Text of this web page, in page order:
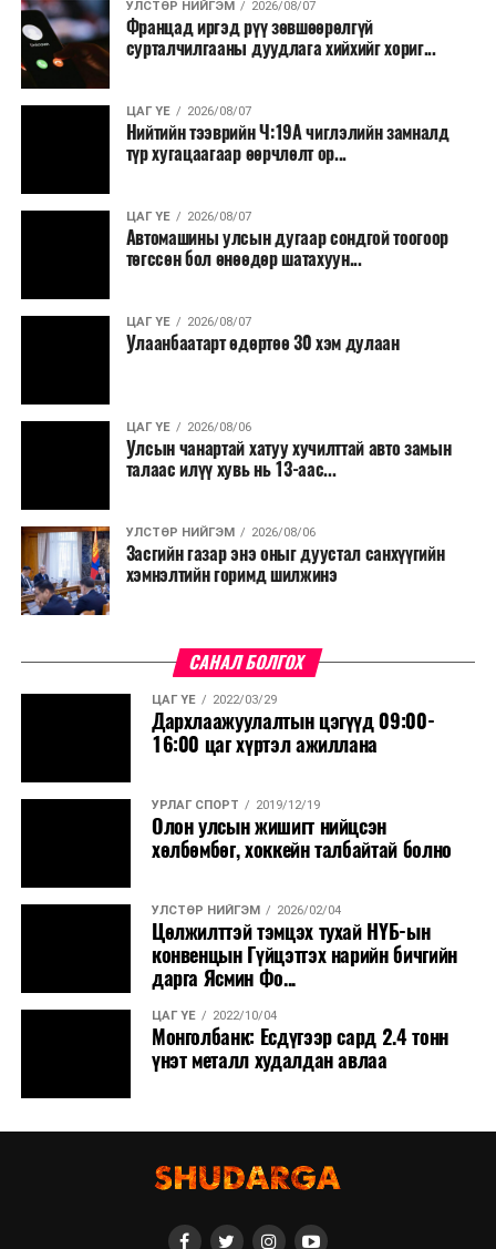
УЛСТӨР НИЙГЭМ 2026/08/07
Францад иргэд рүү зөвшөөрөлгүй
сурталчилгааны дуудлага хийхийг хориг...
ЦАГ ҮЕ 2026/08/07
Нийтийн тээврийн Ч:19А чиглэлийн замналд
түр хугацаагаар өөрчлөлт ор...
ЦАГ ҮЕ 2026/08/07
Автомашины улсын дугаар сондгой тоогоор
төгссөн бол өнөөдөр шатахуун...
ЦАГ ҮЕ 2026/08/07
Улаанбаатарт өдөртөө 30 хэм дулаан
ЦАГ ҮЕ 2026/08/06
Улсын чанартай хатуу хучилттай авто замын
талаас илүү хувь нь 13-аас...
УЛСТӨР НИЙГЭМ 2026/08/06
Засгийн газар энэ оныг дуустал санхүүгийн
хэмнэлтийн горимд шилжинэ
САНАЛ БОЛГОХ
ЦАГ ҮЕ 2022/03/29
Дархлаажуулалтын цэгүүд 09:00-
16:00 цаг хүртэл ажиллана
УРЛАГ СПОРТ 2019/12/19
Олон улсын жишигт нийцсэн
хөлбөмбөг, хоккейн талбайтай болно
УЛСТӨР НИЙГЭМ 2026/02/04
Цөлжилттэй тэмцэх тухай НҮБ-ын
конвенцын Гүйцэтгэх нарийн бичгийн
дарга Ясмин Фо...
ЦАГ ҮЕ 2022/10/04
Монголбанк: Есдүгээр сард 2.4 тонн
үнэт металл худалдан авлаа